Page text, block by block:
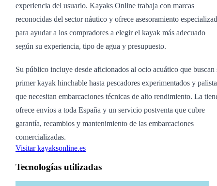
experiencia del usuario. Kayaks Online trabaja con marcas
reconocidas del sector náutico y ofrece asesoramiento
para ayudar a los compradores a elegir el kayak más adecuado
según su experiencia, tipo de agua y presupuesto.
Su público incluye desde aficionados al ocio acuático que buscan
primer kayak hinchable hasta pescadores experimentados y
que necesitan embarcaciones técnicas de alto rendimiento. La
ofrece envíos a toda España y un servicio postventa que cubre
garantía, recambios y mantenimiento de las embarcaciones
comercializadas.
Visitar kayaksonline.es
Tecnologías utilizadas